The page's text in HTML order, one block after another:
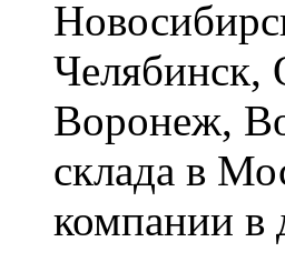
Челябинск,
Воронеж,
склада в
компании в